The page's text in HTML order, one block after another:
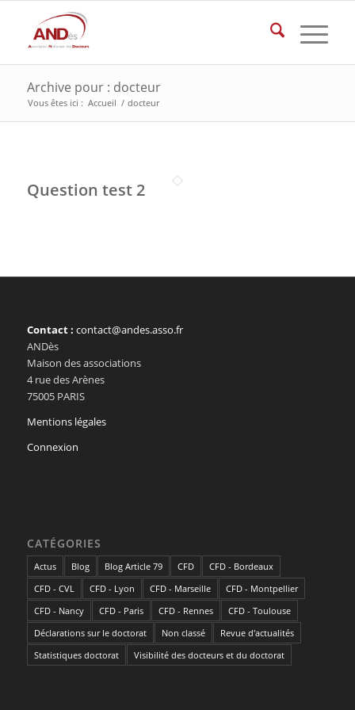
Archive pour : docteur
Vous êtes ici : Accueil / docteur
Question test 2
Contact : contact@andes.asso.fr
ANDès
Maison des associations
4 rue des Arènes
75005 PARIS
Mentions légales
Connexion
CATÉGORIES
Actus Blog Blog Article 79 CFD
CFD - Bordeaux
CFD - CVL
CFD - Lyon CFD - Marseille
CFD - Montpellier
CFD - Nancy
CFD - Paris CFD - Rennes
CFD - Toulouse
Déclarations sur le doctorat
Non classé
Revue d'actualités
Statistiques doctorat
Visibilité des docteurs et du doctorat